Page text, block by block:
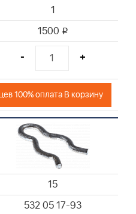
1
1500 i
- +
100% оплата В корзину
15
532 05 17-93